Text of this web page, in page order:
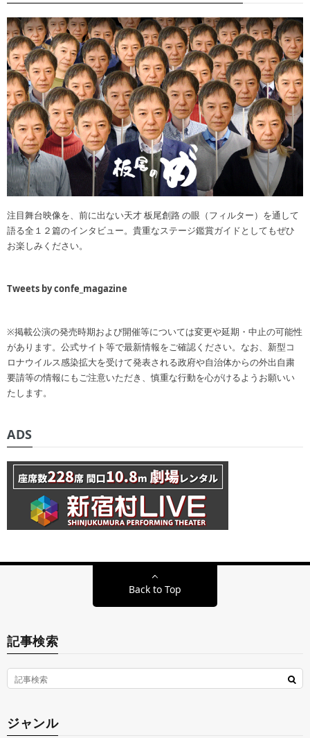
注目舞台映像を、前に出ない天才 板尾創路 の眼（フィルター）を通して
語る全１２篇のインタビュー。貴重なステージ鑑賞ガイドとしてもぜひ
お楽しみください。
Tweets by confe_magazine
※掲載公演の発売時期および開催等については変更や延期・中止の可能性
があります。公式サイト等で最新情報をご確認ください。なお、新型コ
ロナウイルス感染拡大を受けて発表される政府や自治体からの外出自粛
要請等の情報にもご注意いただき、慎重な行動を心がけるようお願いい
たします。
ADS
Back to Top
記事検索
ジャンル